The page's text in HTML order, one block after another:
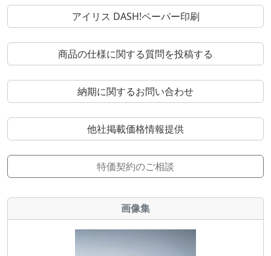
アイリス DASH!ペーパー印刷
商品の仕様に関する質問を投稿する
納期に関するお問い合わせ
他社掲載価格情報提供
特価契約のご相談
画像集